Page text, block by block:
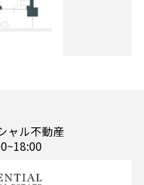
ャル不動産